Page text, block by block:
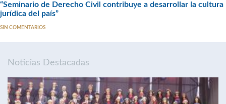
“Seminario de Derecho Civil contribuye a desarrollar la cultura
jurídica del país”
SIN COMENTARIOS
Noticias Destacadas